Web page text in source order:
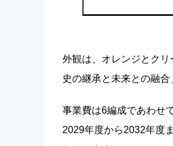
外観は、オレンジとク
史の継承と未来との融合
事業費は6編成であわせ
2029年度から2032年度